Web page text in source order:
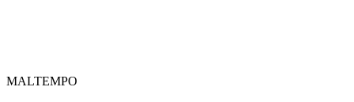
MALTEMPO